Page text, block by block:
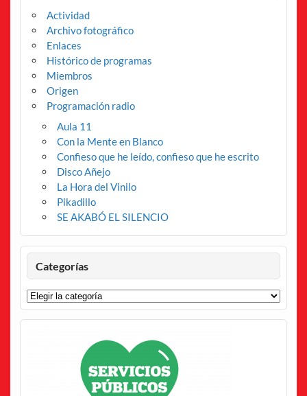
Actividad
Archivo fotográfico
Enlaces
Histórico de programas
Miembros
Origen
Programación radio
Aula 11
Con la Mente en Blanco
Confieso que he leído, confieso que he escrito
Disco Añejo
La Hora del Vinilo
Pikadillo
SE AKABÓ EL SILENCIO
Categorías
Categorías